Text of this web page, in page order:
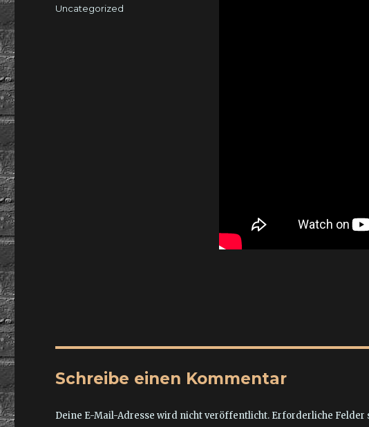
Kategorien
Uncategorized
Schreibe einen Kommentar
Deine E-Mail-Adresse wird nicht veröffentlicht. Erforderliche Felder